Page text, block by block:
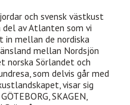
och svensk västkust
del av Atlanten som vi
in mellan de nordiska
mellan Nordsjön
norska Sörlandet och
som delvis går med
visar sig
SKAGEN,